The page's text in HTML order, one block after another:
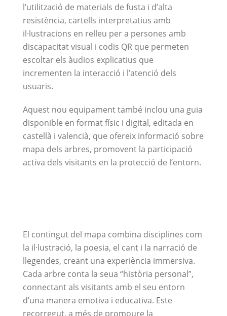
l’utilització de materials de fusta i d’alta
resistència, cartells interpretatius amb
il·lustracions en relleu per a persones amb
discapacitat visual i codis QR que permeten
escoltar els àudios explicatius que
incrementen la interacció i l’atenció dels
usuaris.
Aquest nou equipament també inclou una guia
disponible en format físic i digital, editada en
castellà i valencià, que ofereix informació sobre
mapa dels arbres, promovent la participació
activa dels visitants en la protecció de l’entorn.
El contingut del mapa combina disciplines com
la il·lustració, la poesia, el cant i la narració de
llegendes, creant una experiència immersiva.
Cada arbre conta la seua “història personal”,
connectant als visitants amb el seu entorn
d’una manera emotiva i educativa. Este
recorregut, a més de promoure la